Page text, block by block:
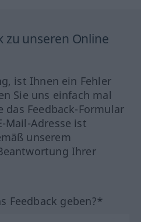
zu unseren Online
ist Ihnen ein Fehler
Sie uns einfach mal
das Feedback-Formular
Mail-Adresse ist
unserem
Ihrer
Feedback geben?*